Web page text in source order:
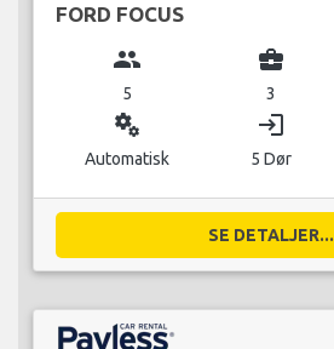
FORD FOCUS
group
5
business_center
3
miscellaneous_services
Automatisk
login
5 Dør
SE DETALJER...